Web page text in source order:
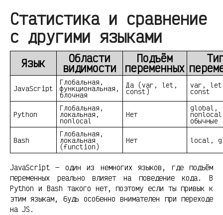
Статистика и сравнение
с другими языками
Язык Области
видимости
Подъём
переменных
JavaScript
Глобальная,
функциональная,
блочная
Да (var, let,
const)
var,
const
Python
Глобальная,
локальная,
nonlocal
Нет
global,
обычные
Bash
Глобальная,
локальная
(function)
Нет local,
JavaScript — один из немногих языков, где подъём
переменных реально влияет на поведение кода. В
Python и Bash такого нет, поэтому если ты привык к
этим языкам, будь особенно внимателен при переходе
на JS.